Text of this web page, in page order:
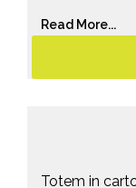
Read More...
Totem in